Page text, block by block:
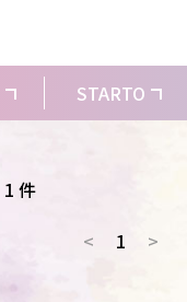
STARTO
1 件
<
1 >